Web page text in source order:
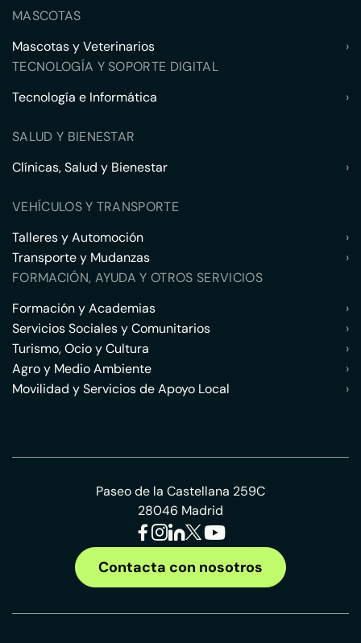
MASCOTAS
Mascotas y Veterinarios
›
TECNOLOGÍA Y SOPORTE DIGITAL
Tecnología e Informática
›
SALUD Y BIENESTAR
Clínicas, Salud y Bienestar
›
VEHÍCULOS Y TRANSPORTE
Talleres y Automoción
›
Transporte y Mudanzas
›
FORMACIÓN, AYUDA Y OTROS SERVICIOS
Formación y Academias
›
Servicios Sociales y Comunitarios
›
Turismo, Ocio y Cultura
›
Agro y Medio Ambiente
›
Movilidad y Servicios de Apoyo Local
›
Paseo de la Castellana 259C
28046 Madrid
Contacta con nosotros